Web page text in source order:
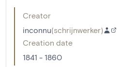
Creator
inconnu(schrijnwerker)
Creation date
1841 - 1860